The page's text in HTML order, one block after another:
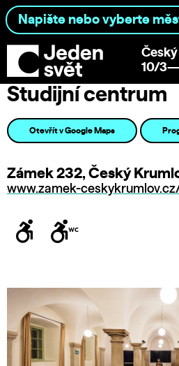
10/
Studijní centrum
Otevřít v Google Maps
Zámek 232, Český
www.zamek-